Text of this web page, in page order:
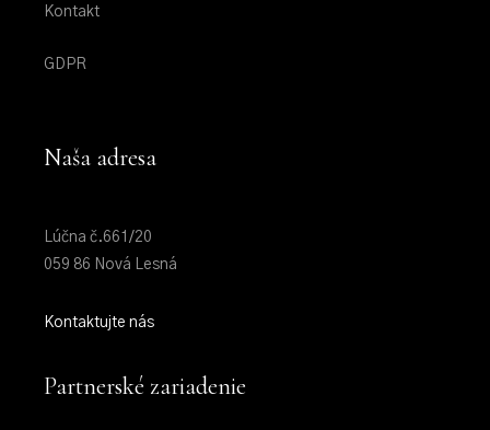
Kontakt
GDPR
Naša adresa
Lúčna č.661/20
059 86 Nová Lesná
Kontaktujte nás
Partnerské zariadenie